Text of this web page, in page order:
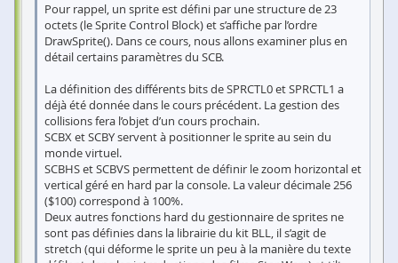
Pour rappel, un sprite est défini par une structure de 23
octets (le Sprite Control Block) et s’affiche par l’ordre
DrawSprite(). Dans ce cours, nous allons examiner plus en
détail certains paramètres du SCB.
La définition des différents bits de SPRCTL0 et SPRCTL1 a
déjà été donnée dans le cours précédent. La gestion des
collisions fera l’objet d’un cours prochain.
SCBX et SCBY servent à positionner le sprite au sein du
monde virtuel.
SCBHS et SCBVS permettent de définir le zoom horizontal et
vertical géré en hard par la console. La valeur décimale 256
($100) correspond à 100%.
Deux autres fonctions hard du gestionnaire de sprites ne
sont pas définies dans la librairie du kit BLL, il s’agit de
stretch (qui déforme le sprite un peu à la manière du texte